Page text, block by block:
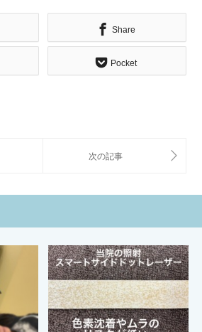
Share
Pocket